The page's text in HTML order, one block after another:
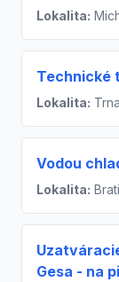
Lokalita:
Technické
Lokalita:
Vodou
Lokalita:
Gesa - na